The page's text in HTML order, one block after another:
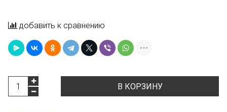
добавить к сравнению
В КОРЗИНУ